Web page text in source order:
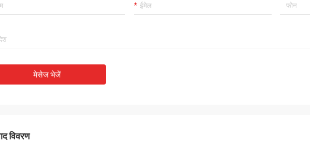
मेसेज भेजें
विवरण